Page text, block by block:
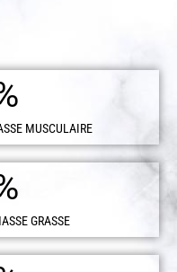
MUSCULAIRE
GRASSE